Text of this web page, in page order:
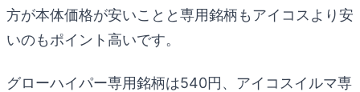
方が本体価格が安いことと専用銘柄もアイコスより安
いのもポイント高いです。
グローハイパー専用銘柄は540円、アイコスイルマ専